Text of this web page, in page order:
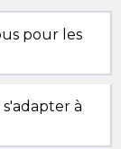
pour les
à